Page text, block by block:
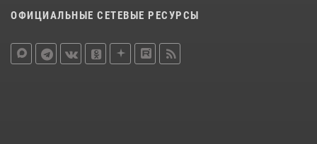
ОФИЦИАЛЬНЫЕ СЕТЕВЫЕ РЕСУРСЫ